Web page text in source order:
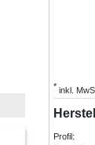
* inkl.
Profil: